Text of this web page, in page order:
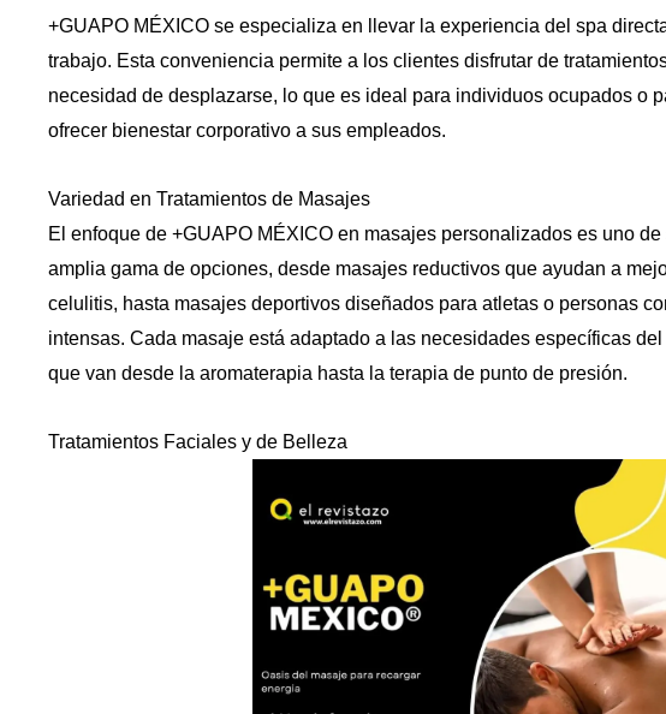
+GUAPO MÉXICO se especializa en llevar la experiencia del spa
trabajo. Esta conveniencia permite a los clientes disfrutar de
necesidad de desplazarse, lo que es ideal para individuos ocupados o
ofrecer bienestar corporativo a sus empleados.
Variedad en Tratamientos de Masajes
El enfoque de +GUAPO MÉXICO en masajes personalizados es uno
amplia gama de opciones, desde masajes reductivos que ayudan a
celulitis, hasta masajes deportivos diseñados para atletas o personas
intensas. Cada masaje está adaptado a las necesidades específicas
que van desde la aromaterapia hasta la terapia de punto de presión.
Tratamientos Faciales y de Belleza